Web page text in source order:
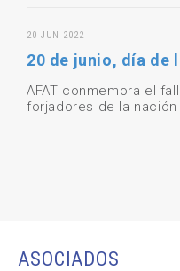
20 JUN 2022
20 de junio, día de
AFAT conmemora el
forjadores de la nación
ASOCIADOS